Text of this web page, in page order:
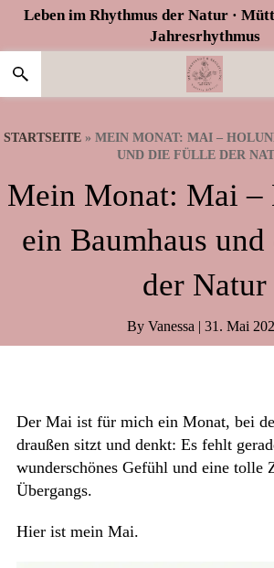
Zur
springen
Skip
main
content
Zur
springen
Leben im Rhythmus der Natur ·
Jahresrhythmus
STARTSEITE» MEIN MONAT: MAI –
UND DIE FÜLLE DER
Mein Monat: Mai –
ein Baumhaus
der Natur
By Vanessa | 31. Mai
Der Mai ist für mich ein Monat, bei
draußen sitzt und denkt: Es fehlt
wunderschönes Gefühl und eine tolle
Übergangs.
Hier ist mein Mai.